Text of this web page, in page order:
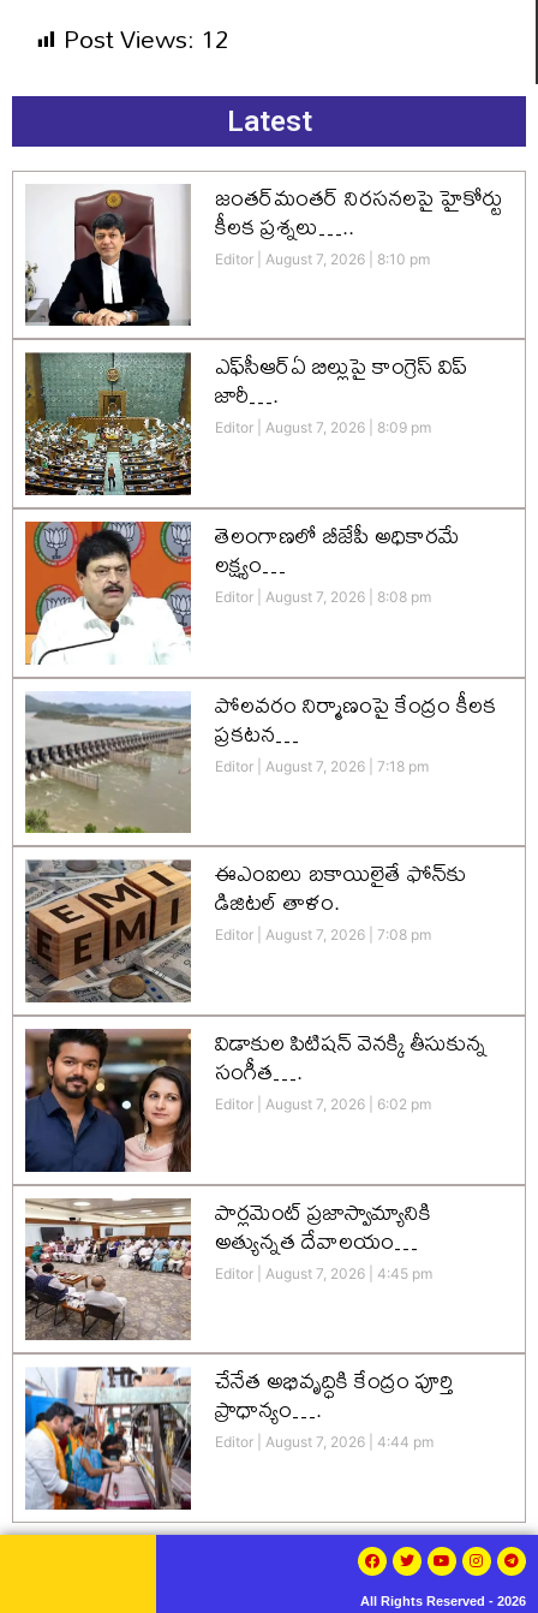
Post Views: 12
Latest
జంతర్‌మంతర్ నిరసనలపై హైకోర్టు
కీలక ప్రశ్నలు…..
Editor August 7, 2026 8:10 pm
ఎఫ్‌సీఆర్‌ఏ బిల్లుపై కాంగ్రెస్ విప్
జారీ….
Editor August 7, 2026 8:09 pm
తెలంగాణలో బీజేపీ అధికారమే
లక్ష్యం…
Editor August 7, 2026 8:08 pm
పోలవరం నిర్మాణంపై కేంద్రం కీలక
ప్రకటన…
Editor August 7, 2026 7:18 pm
ఈఎంఐలు బకాయిలైతే ఫోన్‌కు
డిజిటల్ తాళం.
Editor August 7, 2026 7:08 pm
విడాకుల పిటిషన్ వెనక్కి తీసుకున్న
సంగీత….
Editor August 7, 2026 6:02 pm
పార్లమెంట్ ప్రజాస్వామ్యానికి
అత్యున్నత దేవాలయం…
Editor August 7, 2026 4:45 pm
చేనేత అభివృద్ధికి కేంద్రం పూర్తి
ప్రాధాన్యం….
Editor August 7, 2026 4:44 pm
All Rights Reserved - 2026